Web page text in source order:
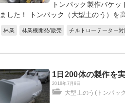
トンパック製作バケ
した！ トンパック（大型土のう）を
林業 林業機開発/販売 チルトローテーター
1日200体の製作を
2018年7月9日
大型土のう(トンパッ